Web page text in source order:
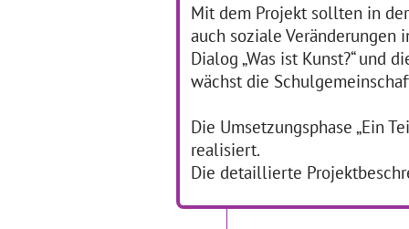
Mit dem Projekt sollten in
auch soziale Veränderungen
Dialog „Was ist Kunst?“ und
wächst die
Die Umsetzungsphase „Ein
realisiert.
Die detaillierte
sideviews e.V.
04.01.2019–30.10.2019
TREE PENNIES IN DETROID
Detroit, eine Stadt, die
weithin bekannt ist für den
Autoindustrie. Die
Konsequenzen: Arbeitslosigkeit,
wohlhabender